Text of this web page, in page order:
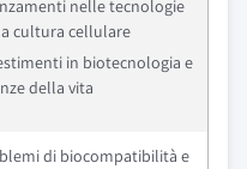
nelle tecnologie
cultura cellulare
in biotecnologia e
della vita
di biocompatibilità e